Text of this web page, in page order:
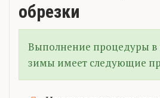
обрезки
Выполнение процедуры в
зимы имеет следующие